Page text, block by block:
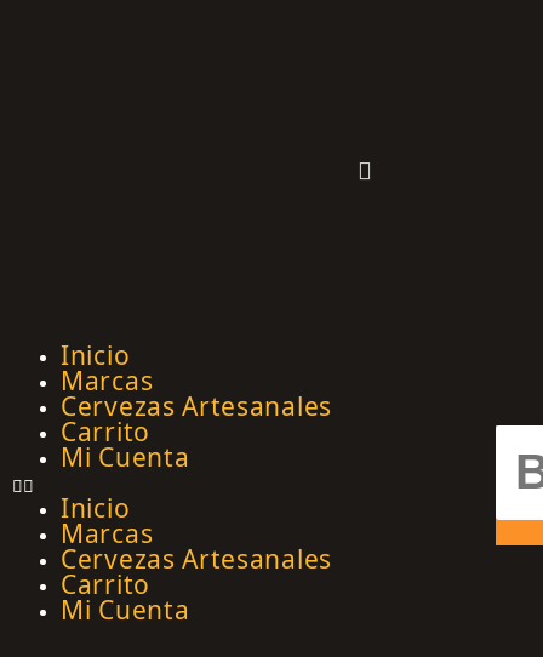
Inicio
Marcas
Cervezas Artesanales
Carrito
Mi Cuenta
Inicio
Marcas
Cervezas Artesanales
Carrito
Mi Cuenta